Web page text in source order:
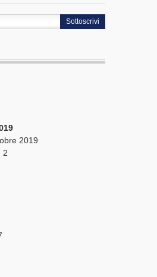
Sottoscrivi
2019
2